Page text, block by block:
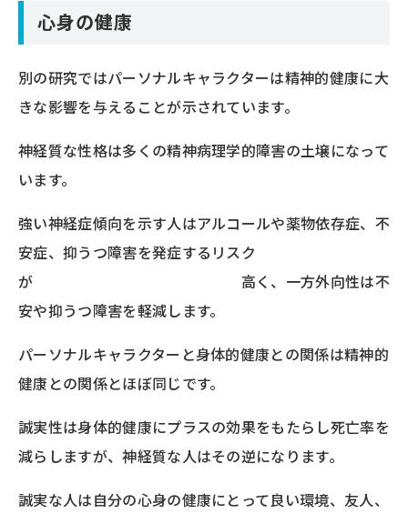
心身の健康
別の研究ではパーソナルキャラクターは精神的健康に大
きな影響を与えることが示されています。
神経質な性格は多くの精神病理学的障害の土壌になって
います。
強い神経症傾向を示す人はアルコールや薬物依存症、不
安症、抑うつ障害を発症するリスク
が 高く、一方外向性は不
安や抑うつ障害を軽減します。
パーソナルキャラクターと身体的健康との関係は精神的
健康との関係とほぼ同じです。
誠実性は身体的健康にプラスの効果をもたらし死亡率を
減らしますが、神経質な人はその逆になります。
誠実な人は自分の心身の健康にとって良い環境、友人、